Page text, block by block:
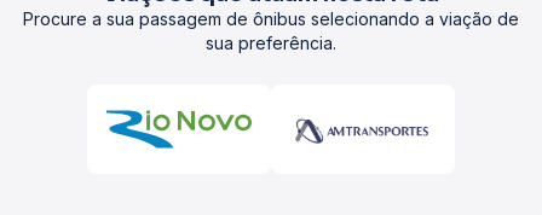
Procure a sua passagem de ônibus selecionando a viação de
sua preferência.